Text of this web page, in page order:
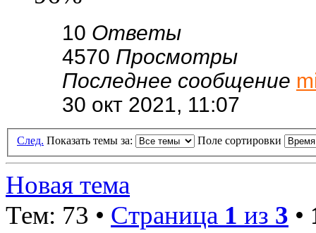
10 Ответы
4570 Просмотры
Последнее сообщение
30 окт 2021, 11:07
След. Показать темы за: Поле сортировки
Новая тема
Тем: 73 • Страница 1 из 3 •